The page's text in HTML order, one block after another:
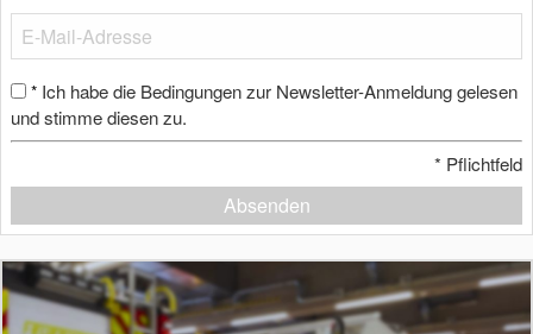
* Ich habe die Bedingungen zur Newsletter-Anmeldung gelesen
und stimme diesen zu.
* Pflichtfeld
Absenden